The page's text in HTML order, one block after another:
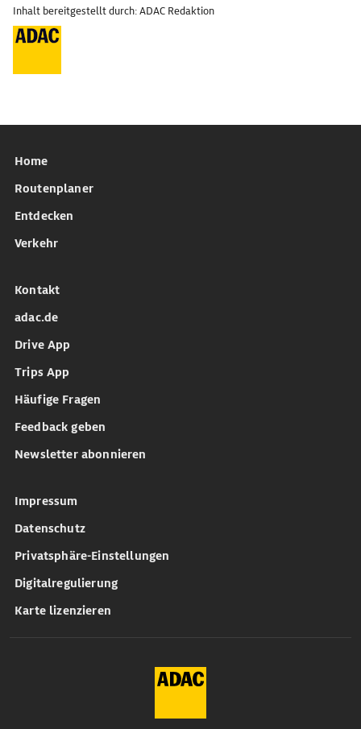
Inhalt bereitgestellt durch: ADAC Redaktion
Home
Routenplaner
Entdecken
Verkehr
Kontakt
adac.de
Drive App
Trips App
Häufige Fragen
Feedback geben
Newsletter abonnieren
Impressum
Datenschutz
Privatsphäre-Einstellungen
Digitalregulierung
Karte lizenzieren